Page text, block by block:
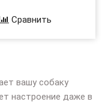
Сравнить
вашу собаку
настроение даже в